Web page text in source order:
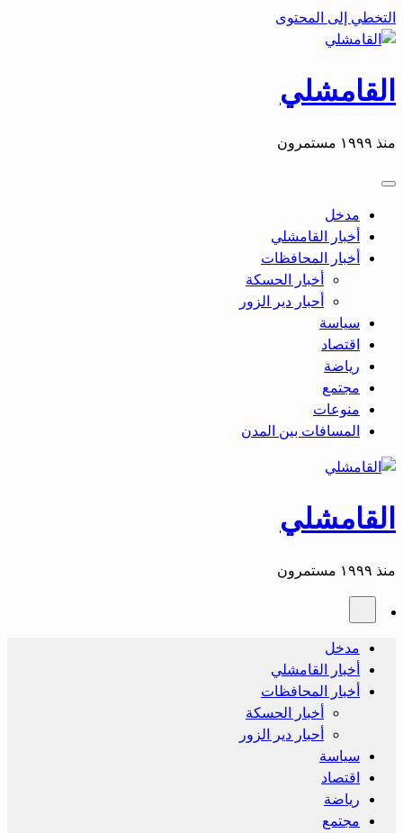
التخطي إلى المحتوى
القامشلي
منذ ١٩٩٩ مستمرون
مدخل
أخبار القامشلي
أخبار المحافظات
أخبار الحسكة
أحبار دير الزور
سياسة
اقتصاد
رياضة
مجتمع
منوعات
المسافات بين المدن
القامشلي
منذ ١٩٩٩ مستمرون
مدخل
أخبار القامشلي
أخبار المحافظات
أخبار الحسكة
أحبار دير الزور
سياسة
اقتصاد
رياضة
مجتمع